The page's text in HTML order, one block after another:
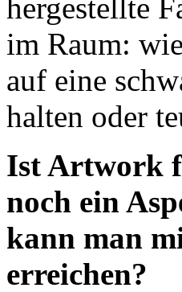
hergestellte
im Raum:
auf eine
halten oder
Ist Artwork
noch ein
kann man
erreichen?